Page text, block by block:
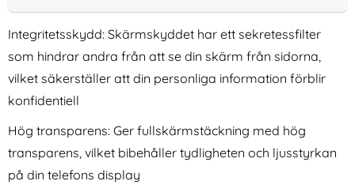
2-Pack iPhone 17 Pro
Linsskydd I Härdat Glas
2-Pack iPhone 17 Linsskydd I
Integritetsskydd: Skärmskyddet har ett sekretessfilter
som hindrar andra från att se din skärm från sidorna,
vilket säkerställer att din personliga information förblir
konfidentiell
Hög transparens: Ger fullskärmstäckning med hög
transparens, vilket bibehåller tydligheten och ljusstyrkan
på din telefons display